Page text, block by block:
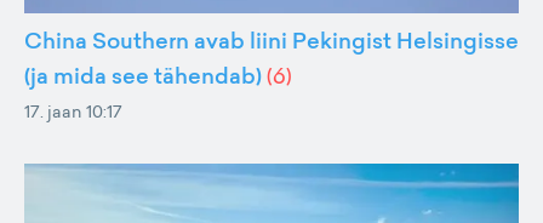
China Southern avab liini Pekingist Helsingisse
(ja mida see tähendab)(6)
17. jaan 10:17